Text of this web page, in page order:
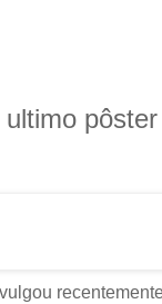
ultimo